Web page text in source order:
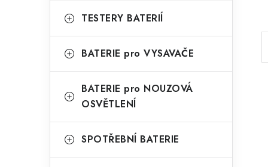
TESTERY BATERIÍ
BATERIE pro VYSAVAČE
BATERIE pro NOUZOVÁ
OSVĚTLENÍ
SPOTŘEBNÍ BATERIE